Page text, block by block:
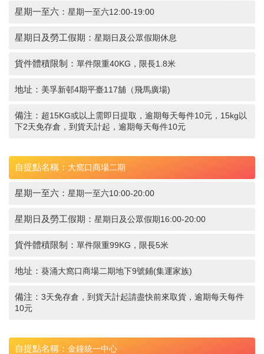
星期一至六： 星期一至六12:00-19:00
星期日及勞工假期： 星期日及公眾假期休息
貨件體積限制： 單件限重40KG，限長1.8米
地址： 美孚新邨4期平臺117舖（飛馬廣場)
備注： 超15KG或以上需即日提取，逾期每天每件10元，15kg以
下2天免存倉，到貨天計起，逾期每天每件10元
自提點名稱： 大窩口商場二期
星期一至六： 星期一至六10:00-20:00
星期日及勞工假期： 星期日及公眾假期16:00-20:00
貨件體積限制： 單件限重99KG，限長5米
地址： 葵涌大窩口商場二期地下9號鋪(集運家族)
備注： 3天免存倉，到貨天計起請盡快前來取貨，逾期每天每件
10元
自提點名稱： 金鐘統一中心